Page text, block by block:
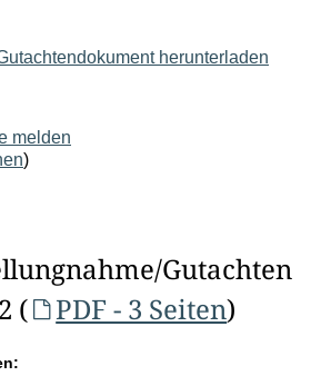
herunterladen
melden
)
Gutachten
(
PDF - 3 Seiten)